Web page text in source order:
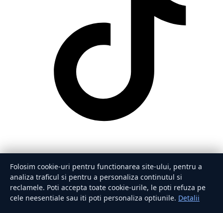
Folosim cookie-uri pentru functionarea site-ului, pentru a
analiza traficul si pentru a personaliza continutul si
reclamele. Poti accepta toate cookie-urile, le poti refuza pe
cele neesentiale sau iti poti personaliza optiunile. Detalii